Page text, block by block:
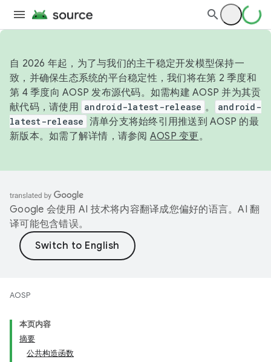
自 2026 年起，为了与我们的主干稳定开发模型保持一
致，并确保生态系统的平台稳定性，我们将在第 2 季度和
第 4 季度向 AOSP 发布源代码。如需构建 AOSP 并为其贡
献代码，请使用 android-latest-release 。
android-
latest-release 清单分支将始终引用推送到 AOSP 的最
新版本。如需了解详情，请参阅 AOSP 变更。
Google 会使用 AI 技术将内容翻译成您偏好的语言。AI 翻
译可能包含错误。
AOSP
本页内容
摘要
公共构造函数